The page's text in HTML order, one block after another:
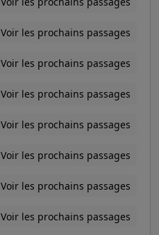
Voir les prochains passages
Voir les prochains passages
Voir les prochains passages
Voir les prochains passages
Voir les prochains passages
Voir les prochains passages
Voir les prochains passages